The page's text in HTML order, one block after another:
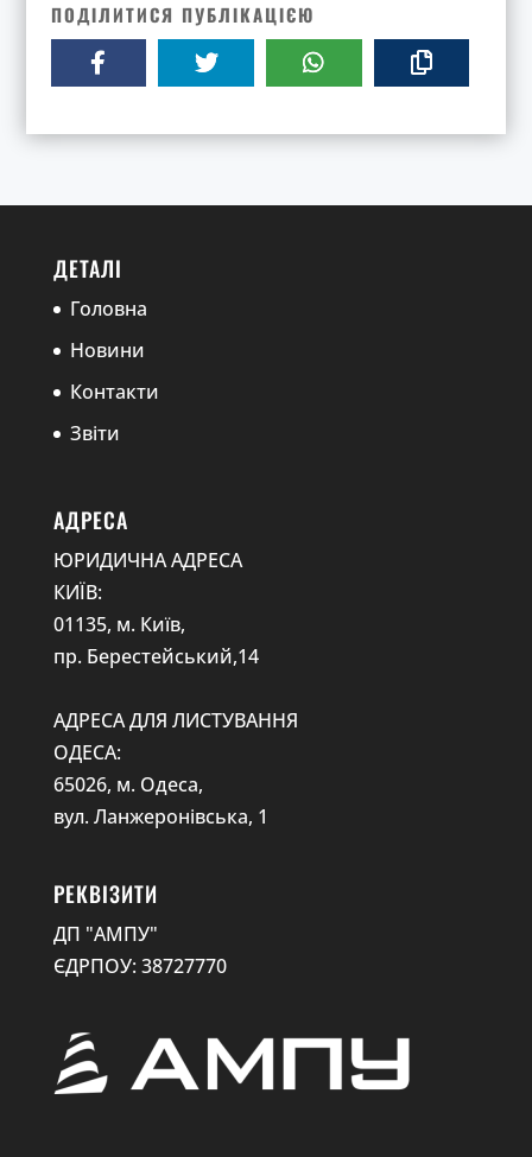
ПОДІЛИТИСЯ ПУБЛІКАЦІЄЮ
ДЕТАЛІ
Головна
Новини
Контакти
Звіти
АДРЕСА
ЮРИДИЧНА АДРЕСА
КИЇВ:
01135, м. Київ,
пр. Берестейський,14
АДРЕСА ДЛЯ ЛИСТУВАННЯ
ОДЕСА:
65026, м. Одеса,
вул. Ланжеронівська, 1
РЕКВІЗИТИ
ДП "АМПУ"
ЄДРПОУ: 38727770